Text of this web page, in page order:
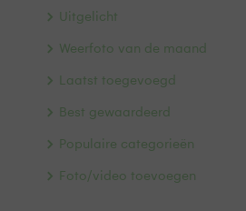
Uitgelicht
Weerfoto van de maand
Laatst toegevoegd
Best gewaardeerd
Populaire categorieën
Foto/video toevoegen